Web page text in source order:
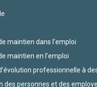
maintien dans l’emploi
maintien en l’emploi
professionnelle à
des personnes et des